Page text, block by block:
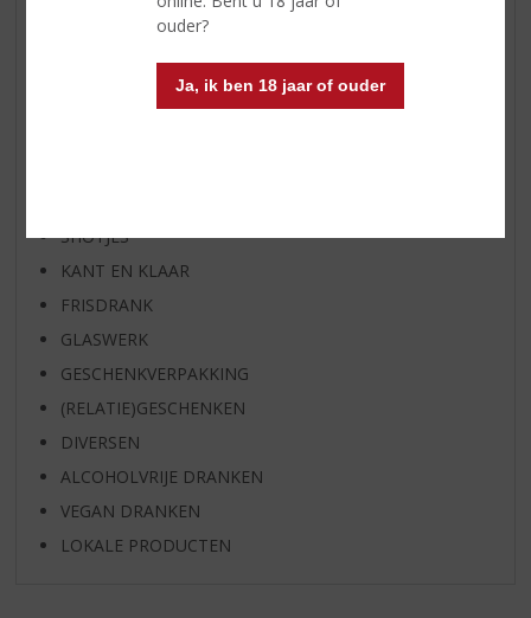
ouder?
Ja, ik ben 18 jaar of ouder
EXCLUSIEF TOPSLIJTER
SHOTJES
KANT EN KLAAR
FRISDRANK
GLASWERK
GESCHENKVERPAKKING
(RELATIE)GESCHENKEN
DIVERSEN
ALCOHOLVRIJE DRANKEN
VEGAN DRANKEN
LOKALE PRODUCTEN